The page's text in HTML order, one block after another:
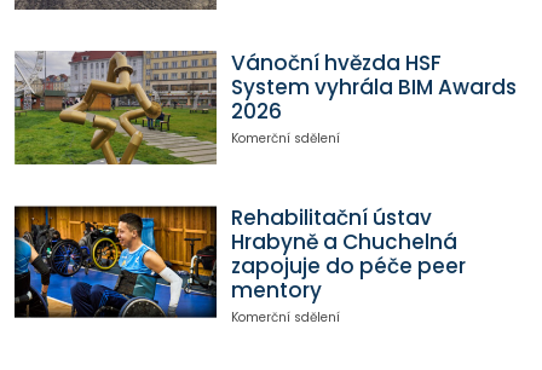
Vánoční hvězda HSF
System vyhrála BIM Awards
2026
Komerční sdělení
Rehabilitační ústav
Hrabyně a Chuchelná
zapojuje do péče peer
mentory
Komerční sdělení